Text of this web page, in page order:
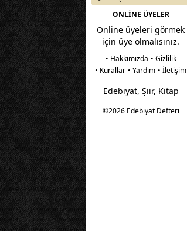
ONLİNE ÜYELER
Online üyeleri görmek
için üye olmalısınız.
• Hakkımızda • Gizlilik
• Kurallar • Yardım • İletişim
Edebiyat, Şiir, Kitap
©2026 Edebiyat Defteri